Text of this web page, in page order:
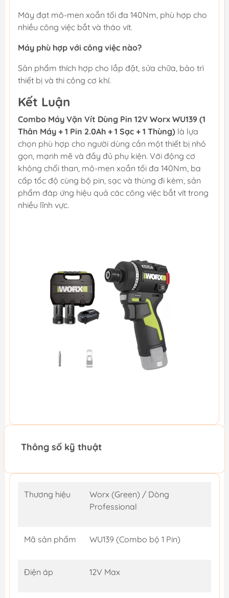
Máy đạt mô-men xoắn tối đa 140Nm, phù hợp cho
nhiều công việc bắt và tháo vít.
Máy phù hợp với công việc nào?
Sản phẩm thích hợp cho lắp đặt, sửa chữa, bảo trì
thiết bị và thi công cơ khí.
Kết Luận
Combo Máy Vặn Vít Dùng Pin 12V Worx WU139 (1
Thân Máy + 1 Pin 2.0Ah + 1 Sạc + 1 Thùng) là lựa
chọn phù hợp cho người dùng cần một thiết bị nhỏ
gọn, mạnh mẽ và đầy đủ phụ kiện. Với động cơ
không chổi than, mô-men xoắn tối đa 140Nm, ba
cấp tốc độ cùng bộ pin, sạc và thùng đi kèm, sản
phẩm đáp ứng hiệu quả các công việc bắt vít trong
nhiều lĩnh vực.
Thông số kỹ thuật
Thương hiệu
Worx (Green) / Dòng
Professional
Mã sản phẩm WU139 (Combo bộ 1 Pin)
Điện áp 12V Max